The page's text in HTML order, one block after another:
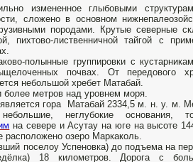
измененное глыбовыми
сложено в основном
породами. Крутые северные
пихтово-лиственничной тайгой с
полынные группировки с
почвах. От передового
небольшой хребет Матабай.
метров над уровнем моря.
гора Матабай 2334,5 м. н. у. м.
неглубокие основания,
на севере и Асутау на юге на высоте
расположено озеро Маркаколь.
поселоу Успеновка) до подъема на
18 километров. Дорога с